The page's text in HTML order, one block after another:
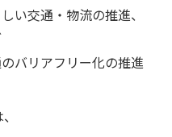
い交通・物流の推進、
バリアフリー化の推進